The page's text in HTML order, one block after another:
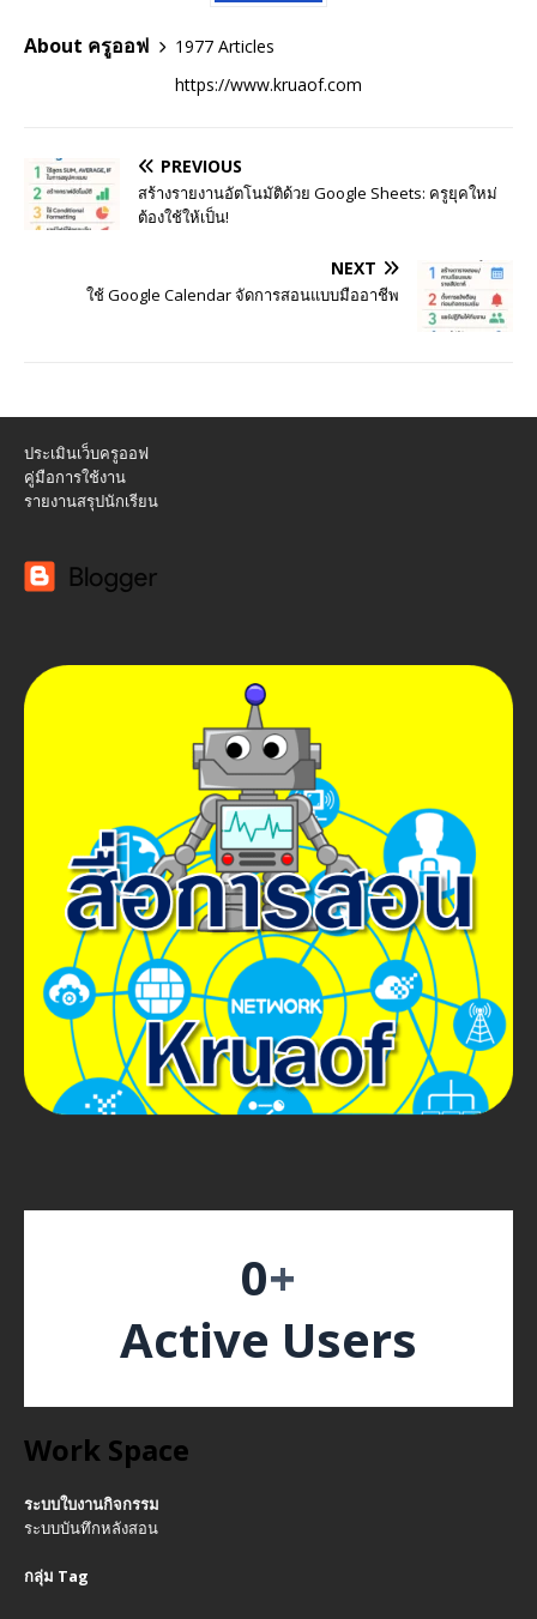
About ครูออฟ
1977 Articles
https://www.kruaof.com
PREVIOUS
สร้างรายงานอัตโนมัติด้วย Google Sheets: ครูยุคใหม่
ต้องใช้ให้เป็น!
NEXT
ใช้ Google Calendar จัดการสอนแบบมืออาชีพ
ประเมินเว็บครูออฟ
คู่มือการใช้งาน
รายงานสรุปนักเรียน
0+
Active Users
Work Space
ระบบใบงานกิจกรรม
ระบบบันทึกหลังสอน
กลุ่ม Tag